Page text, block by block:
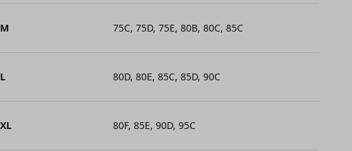
M 75C, 75D, 75E, 80B, 80C, 85C
L 80D, 80E, 85C, 85D, 90C
XL 80F, 85E, 90D, 95C